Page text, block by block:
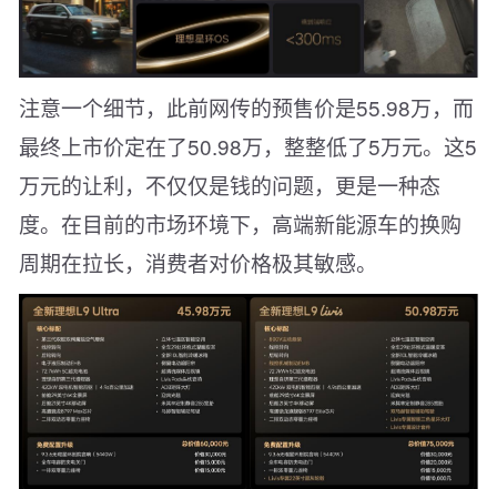
注意一个细节，此前网传的预售价是55.98万，而
最终上市价定在了50.98万，整整低了5万元。这5
万元的让利，不仅仅是钱的问题，更是一种态
度。在目前的市场环境下，高端新能源车的换购
周期在拉长，消费者对价格极其敏感。